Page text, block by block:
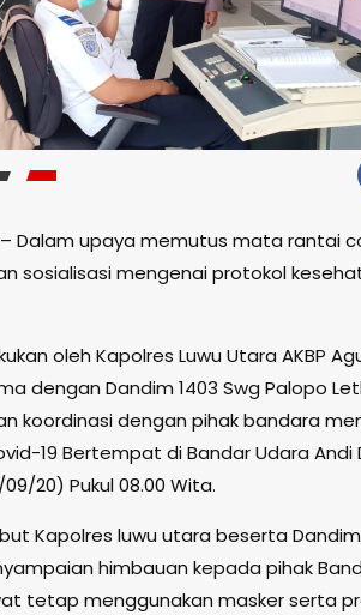
Dalam upaya memutus mata rantai
sosialisasi mengenai protokol
oleh Kapolres Luwu Utara AKBP
dengan Dandim 1403 Swg Palopo
koordinasi dengan pihak bandara
19 Bertempat di Bandar Udara Andi
20) Pukul 08.00 Wita.
Kapolres luwu utara beserta Dandim
himbauan kepada pihak
tetap menggunakan masker serta